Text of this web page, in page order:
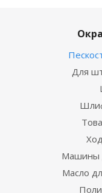
Для
Машины
Масло